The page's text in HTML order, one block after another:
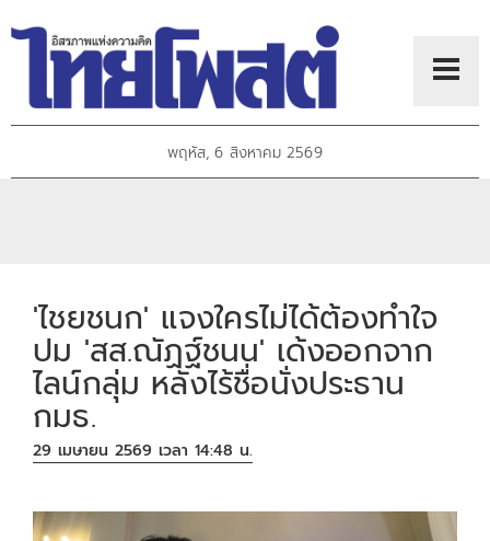
พฤหัส, 6 สิงหาคม 2569
'ไชยชนก' แจงใครไม่ได้ต้องทำใจ
ปม 'สส.ณัฏฐ์ชนน' เด้งออกจาก
ไลน์กลุ่ม หลังไร้ชื่อนั่งประธาน
กมธ.
29 เมษายน 2569 เวลา 14:48 น.